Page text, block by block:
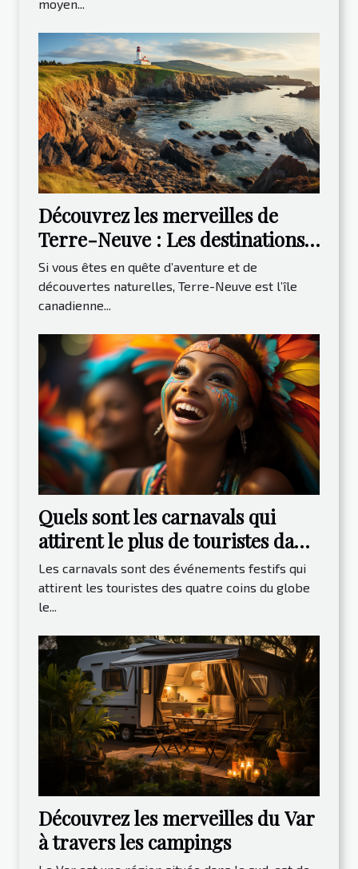
moyen...
Découvrez les merveilles de
Terre-Neuve : Les destinations
incontournables à visiter
Si vous êtes en quête d’aventure et de
découvertes naturelles, Terre-Neuve est l’île
canadienne...
Quels sont les carnavals qui
attirent le plus de touristes dans
le monde ?
Les carnavals sont des événements festifs qui
attirent les touristes des quatre coins du globe
le...
Découvrez les merveilles du Var
à travers les campings